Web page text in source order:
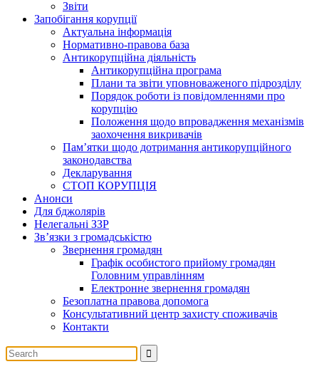
Звіти
Запобігання корупції
Актуальна інформація
Нормативно-правова база
Антикорупційна діяльність
Антикорупційна програма
Плани та звіти уповноваженого підрозділу
Порядок роботи із повідомленнями про
корупцію
Положення щодо впровадження механізмів
заохочення викривачів
Пам’ятки щодо дотримання антикорупційного
законодавства
Декларування
СТОП КОРУПЦІЯ
Анонси
Для бджолярів
Нелегальні ЗЗР
Зв’язки з громадськістю
Звернення громадян
Графік особистого прийому громадян
Головним управлінням
Електронне звернення громадян
Безоплатна правова допомога
Консультативний центр захисту споживачів
Контакти